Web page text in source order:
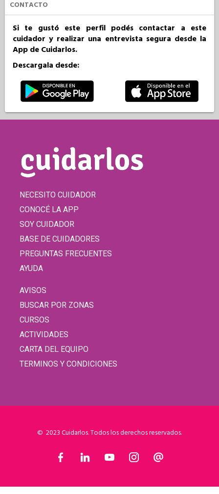
CONTACTO
Si te gustó este perfil podés contactar a este
cuidador y realizar una entrevista segura desde la
App de Cuidarlos.
Descargala desde:
NECESITO CUIDADOR
CONOCÉ LA APP
SOY CUIDADOR
BASE DE CUIDADORES
PREGUNTAS FRECUENTES
AYUDA
AVISOS
BUSCAR POR ZONAS
CURSOS
ACTIVIDADES
CARTA DEL EQUIPO
TERMINOS Y CONDICIONES
© 2023 Cuidarlos. Todos los derechos reservados.